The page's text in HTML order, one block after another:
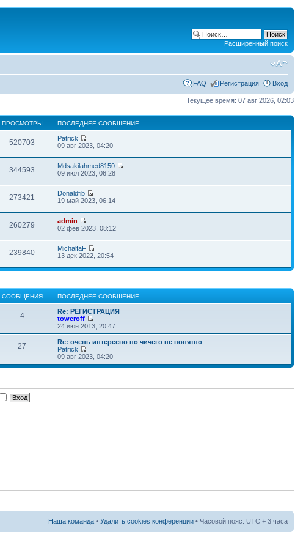
Расширенный поиск
FAQ Регистрация Вход
Текущее время: 07 авг 2026, 02:03
ПРОСМОТРЫ ПОСЛЕДНЕЕ СООБЩЕНИЕ
520703
Patrick
09 авг 2023, 04:20
344593
Mdsakilahmed8150
09 июл 2023, 06:28
273421
Donaldfib
19 май 2023, 06:14
260279
admin
02 фев 2023, 08:12
239840
MichalfaF
13 дек 2022, 20:54
СООБЩЕНИЯ ПОСЛЕДНЕЕ СООБЩЕНИЕ
4
Re: РЕГИСТРАЦИЯ
toweroff
24 июн 2013, 20:47
27
Re: очень интересно но чичего не понятно
Patrick
09 авг 2023, 04:20
Наша команда • Удалить cookies конференции • Часовой пояс: UTC + 3 часа